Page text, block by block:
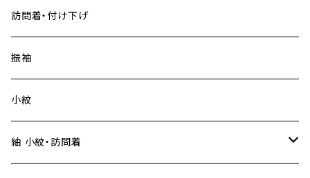
訪問着・付け下げ
振袖
小紋
紬 小紋・訪問着